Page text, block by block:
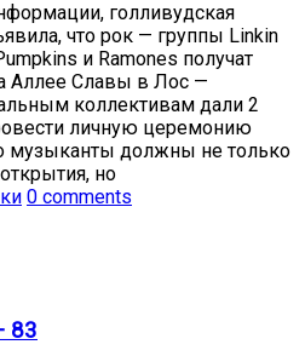
голливудская
что рок — группы Linkin
и Ramones получат
Аллее Славы в Лос —
коллективам дали 2
личную церемонию
музыканты должны не только
но
0 comments
83